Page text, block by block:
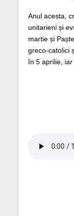
Anul acesta,
unitarieni și
martie și
greco-catolici
în 5 aprilie, iar